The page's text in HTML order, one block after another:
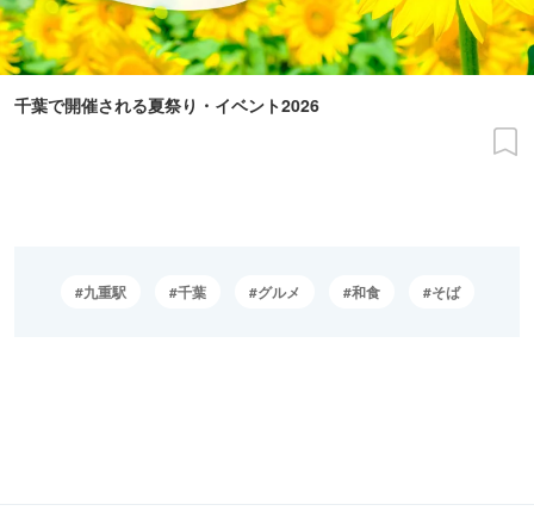
千葉で開催される夏祭り・イベント2026
九重駅 千葉 グルメ 和食 そば